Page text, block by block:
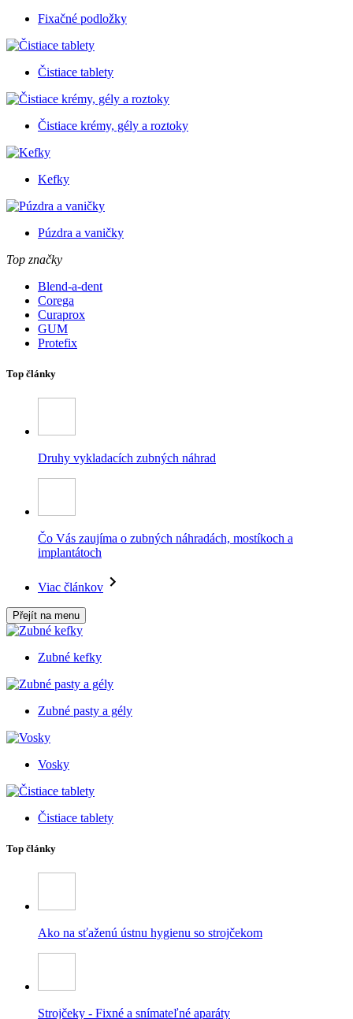
Fixačné podložky
Čistiace tablety
Čistiace krémy, gély a roztoky
Kefky
Púzdra a vaničky
Top značky
Blend-a-dent
Corega
Curaprox
GUM
Protefix
Top články
Druhy vykladacích zubných náhrad
Čo Vás zaujíma o zubných náhradách, mostíkoch a
implantátoch
Viac článkov
Přejít na menu
Zubné kefky
Zubné pasty a gély
Vosky
Čistiace tablety
Top články
Ako na sťaženú ústnu hygienu so strojčekom
Strojčeky - Fixné a snímateľné aparáty